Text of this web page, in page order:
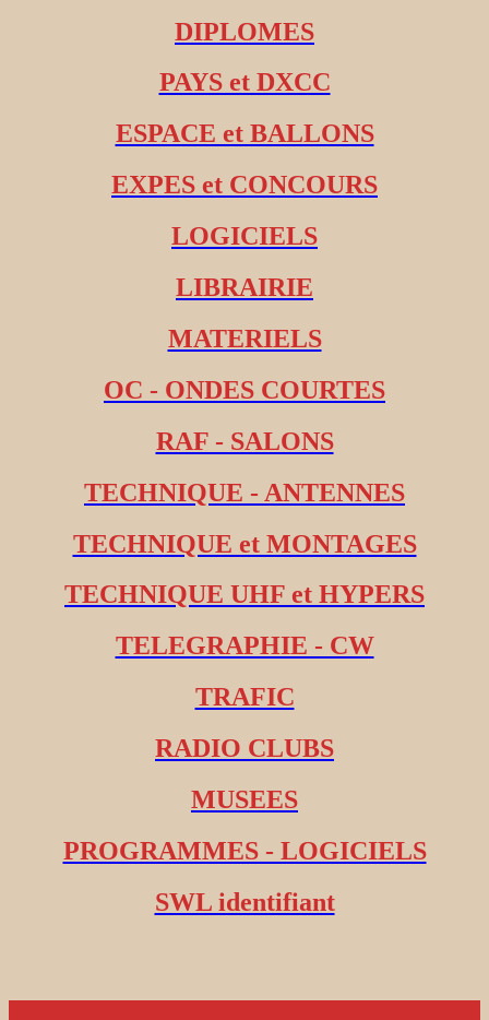
DIPLOMES
PAYS et DXCC
ESPACE et BALLONS
EXPES et CONCOURS
LOGICIELS
LIBRAIRIE
MATERIELS
OC - ONDES COURTES
RAF - SALONS
TECHNIQUE - ANTENNES
TECHNIQUE et MONTAGES
TECHNIQUE UHF et HYPERS
TELEGRAPHIE - CW
TRAFIC
RADIO CLUBS
MUSEES
PROGRAMMES - LOGICIELS
SWL identifiant